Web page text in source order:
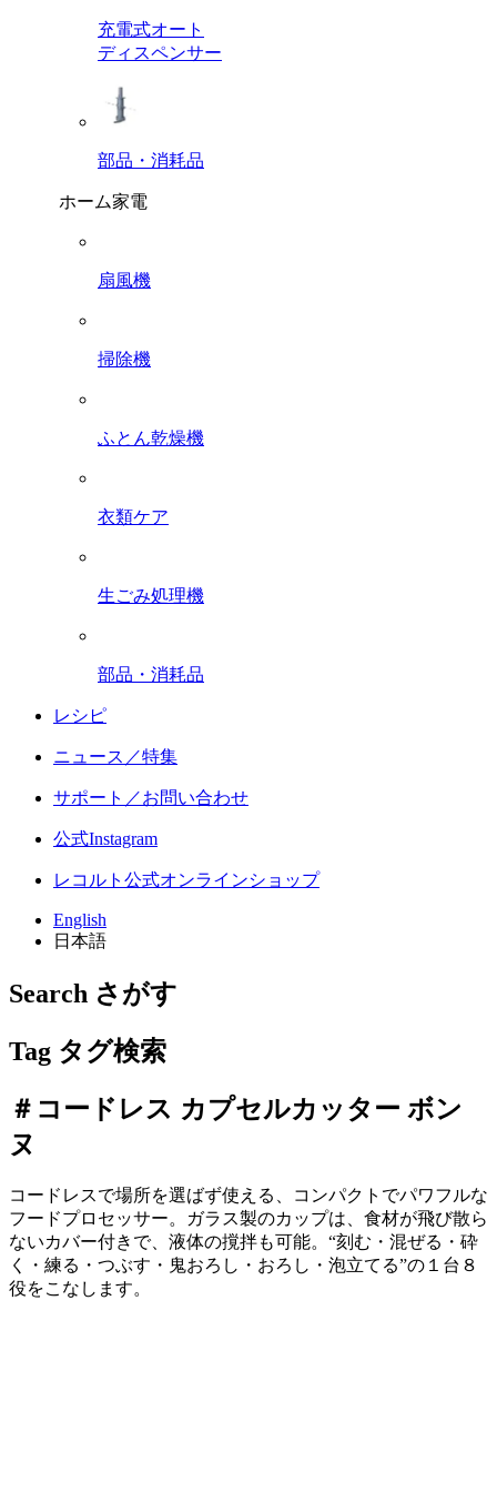
充電式オート
ディスペンサー
部品・消耗品
ホーム家電
扇風機
掃除機
ふとん乾燥機
衣類ケア
生ごみ処理機
部品・消耗品
レシピ
ニュース／特集
サポート／お問い合わせ
公式Instagram
レコルト公式オンラインショップ
English
日本語
Search さがす
Tag タグ検索
＃コードレス カプセルカッター ボン
ヌ
コードレスで場所を選ばず使える、コンパクトでパワフルな
フードプロセッサー。ガラス製のカップは、食材が飛び散ら
ないカバー付きで、液体の撹拌も可能。“刻む・混ぜる・砕
く・練る・つぶす・鬼おろし・おろし・泡立てる”の１台８
役をこなします。